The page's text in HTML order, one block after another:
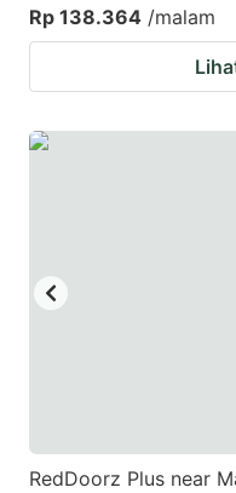
Rp 138.364 /malam
RedDoorz Plus near